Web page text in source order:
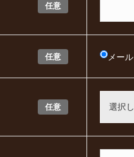
任意
任意 メール
任意